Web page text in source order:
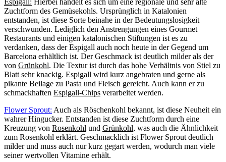
Zuchtform des Gemüsekohls. Ursprünglich in Katalonien
entstanden, ist diese Sorte beinahe in der Bedeutungslosigkeit
verschwunden. Lediglich den Anstrengungen eines Gourmet
Restaurants und einigen katalonischen Stiftungen ist es zu
verdanken, dass der Espigall auch noch heute in der Gegend um
Barcelona erhältlich ist. Der Geschmack ist deutlich milder als der
von Grünkohl. Die Textur ist durch das hohe Verhältnis von Stiel zu
Blatt sehr knackig. Espigall wird kurz angebraten und gerne als
pikante Beilage zu Pasta und Fleisch gereicht. Auch kann er zu
schmackhaften Espigall-Chips verarbeitet werden.
Flower Sprout: Auch als Röschenkohl bekannt, ist diese Neuheit ein
wahrer Hingucker. Entstanden ist diese Zuchtform durch eine
Kreuzung von Rosenkohl und Grünkohl, was auch die Ähnlichkeit
zum Rosenkohl erklärt. Geschmacklich ist Flower Sprout deutlich
milder und muss auch nur kurz gegart werden, wodurch man viele
seiner wertvollen Vitamine erhält.